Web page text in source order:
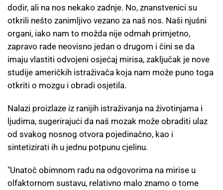
dodir, ali na nos nekako zadnje. No, znanstvenici su
otkrili nešto zanimljivo vezano za naš nos. Naši njušni
organi, iako nam to možda nije odmah primjetno,
zapravo rade neovisno jedan o drugom i čini se da
imaju vlastiti odvojeni osjećaj mirisa, zaključak je nove
studije američkih istraživača koja nam može puno toga
otkriti o mozgu i obradi osjetila.
Nalazi proizlaze iz ranijih istraživanja na životinjama i
ljudima, sugerirajući da naš mozak može obraditi ulaz
od svakog nosnog otvora pojedinačno, kao i
sintetizirati ih u jednu potpunu cjelinu.
"Unatoč obimnom radu na odgovorima na mirise u
olfaktornom sustavu, relativno malo znamo o tome